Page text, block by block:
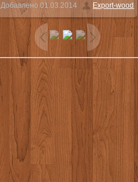
Добавлено 01.03.2014 Export-wood